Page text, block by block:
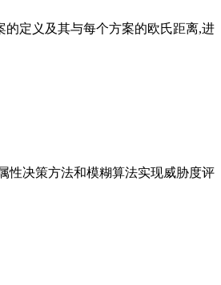
定义及其与每个方案的欧氏距离,进
性决策方法和模糊算法实现威胁度评